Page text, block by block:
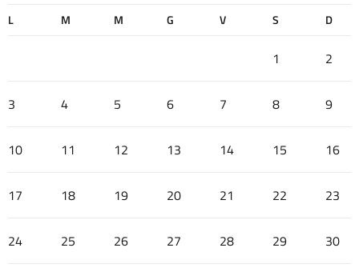
L M M G V S D
1 2
3 4 5 6 7 8 9
10 11 12 13 14 15 16
17 18 19 20 21 22 23
24 25 26 27 28 29 30